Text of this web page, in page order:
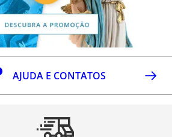
AJUDA E CONTATOS